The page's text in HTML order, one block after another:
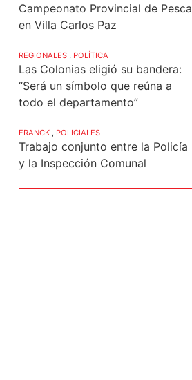
Campeonato Provincial de Pesca
en Villa Carlos Paz
REGIONALES POLÍTICA
Las Colonias eligió su bandera:
“Será un símbolo que reúna a
todo el departamento”
FRANCK POLICIALES
Trabajo conjunto entre la Policía
y la Inspección Comunal